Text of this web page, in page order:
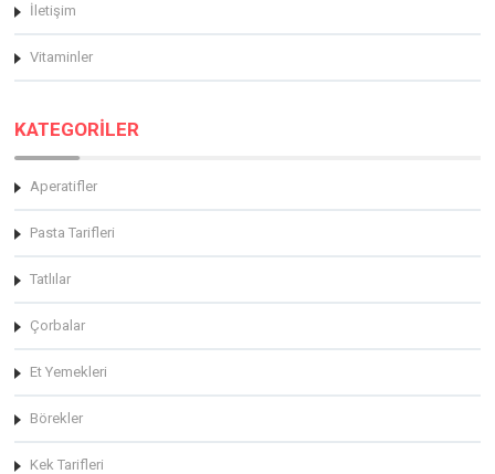
İletişim
Vitaminler
KATEGORİLER
Aperatifler
Pasta Tarifleri
Tatlılar
Çorbalar
Et Yemekleri
Börekler
Kek Tarifleri